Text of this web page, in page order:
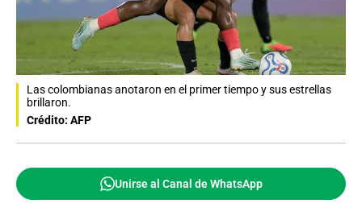
Las colombianas anotaron en el primer tiempo y sus estrellas
brillaron.
Crédito: AFP
Unirse al Canal de WhatsApp